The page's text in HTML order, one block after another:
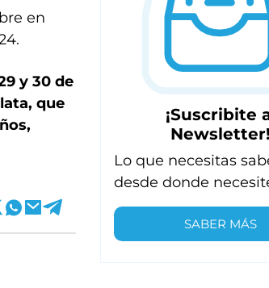
en
y 30 de
que
¡Suscribite
Newsletter!
Lo que necesitas
desde donde
SABER MÁS